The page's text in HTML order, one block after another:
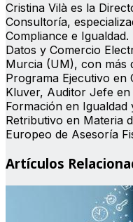
Cristina Vilà es la
Consultoría,
Compliance e
Datos y Comercio
Murcia (UM), con más
Programa Ejecutivo en
Kluver, Auditor Jefe en
Formación en
Retributivo en Materia
Europeo de Asesoría
Artículos